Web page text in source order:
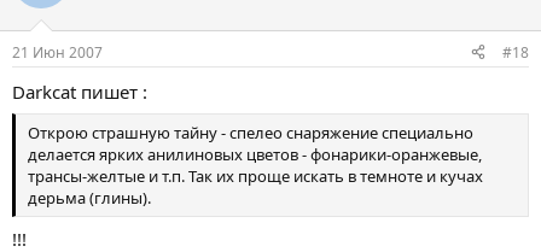
21 Июн 2007 #18
Darkсаt пишет :
Открою страшную тайну - спелео снаряжение специально
делается ярких анилиновых цветов - фонарики-оранжевые,
трансы-желтые и т.п. Так их проще искать в темноте и кучах
дерьма (глины).
!!!